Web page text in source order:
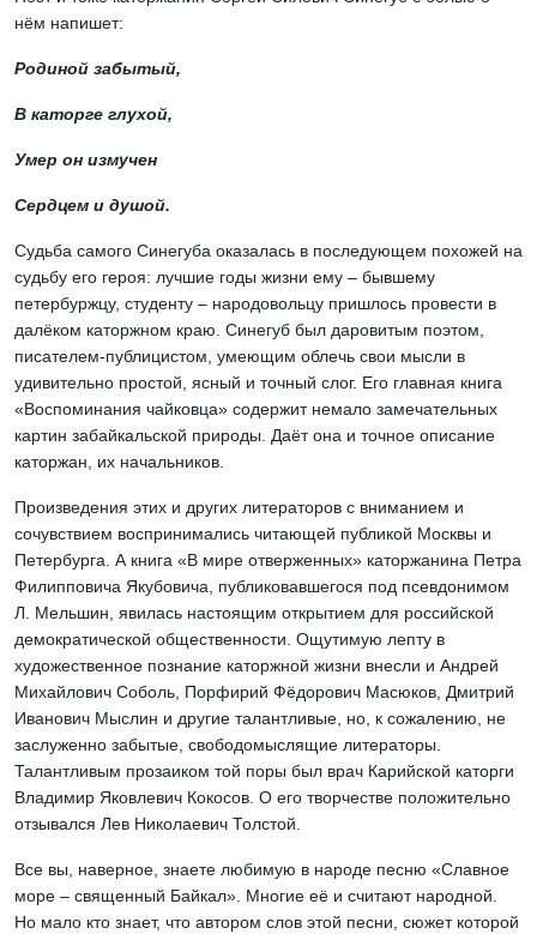
нём напишет:
Родиной забытый,
В каторге глухой,
Умер он измучен
Сердцем и душой.
Судьба самого Синегуба оказалась в последующем похожей на
судьбу его героя: лучшие годы жизни ему – бывшему
петербуржцу, студенту – народовольцу пришлось провести в
далёком каторжном краю. Синегуб был даровитым поэтом,
писателем-публицистом, умеющим облечь свои мысли в
удивительно простой, ясный и точный слог. Его главная книга
«Воспоминания чайковца» содержит немало замечательных
картин забайкальской природы. Даёт она и точное описание
каторжан, их начальников.
Произведения этих и других литераторов с вниманием и
сочувствием воспринимались читающей публикой Москвы и
Петербурга. А книга «В мире отверженных» каторжанина Петра
Филипповича Якубовича, публиковавшегося под псевдонимом
Л. Мельшин, явилась настоящим открытием для российской
демократической общественности. Ощутимую лепту в
художественное познание каторжной жизни внесли и Андрей
Михайлович Соболь, Порфирий Фёдорович Масюков, Дмитрий
Иванович Мыслин и другие талантливые, но, к сожалению, не
заслуженно забытые, свободомыслящие литераторы.
Талантливым прозаиком той поры был врач Карийской каторги
Владимир Яковлевич Кокосов. О его творчестве положительно
отзывался Лев Николаевич Толстой.
Все вы, наверное, знаете любимую в народе песню «Славное
море – священный Байкал». Многие её и считают народной.
Но мало кто знает, что автором слов этой песни, сюжет которой